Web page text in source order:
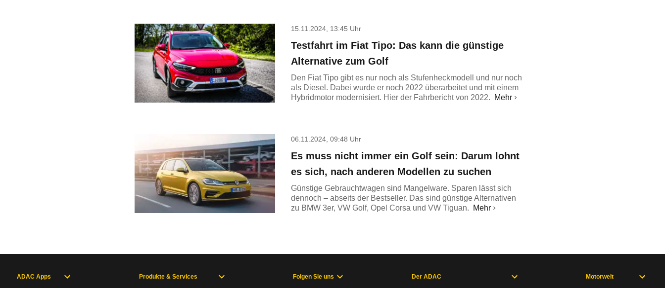
15.11.2024, 13:45 Uhr
Testfahrt im Fiat Tipo: Das kann die günstige
Alternative zum Golf
Den Fiat Tipo gibt es nur noch als Stufenheckmodell und nur noch
als Diesel. Dabei wurde er noch 2022 überarbeitet und mit einem
Hybridmotor modernisiert. Hier der Fahrbericht von 2022.
Mehr
06.11.2024, 09:48 Uhr
Es muss nicht immer ein Golf sein: Darum lohnt
es sich, nach anderen Modellen zu suchen
Günstige Gebrauchtwagen sind Mangelware. Sparen lässt sich
dennoch – abseits der Bestseller. Das sind günstige Alternativen
zu BMW 3er, VW Golf, Opel Corsa und VW Tiguan.
Mehr
ADAC Apps Produkte & Services Folgen Sie uns Der ADAC Motorwelt